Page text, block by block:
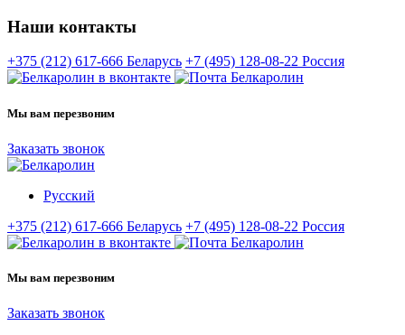
Наши контакты
+375 (212) 617-666 Беларусь +7 (495) 128-08-22 Россия
Мы вам перезвоним
Заказать звонок
Русский
+375 (212) 617-666 Беларусь +7 (495) 128-08-22 Россия
Мы вам перезвоним
Заказать звонок